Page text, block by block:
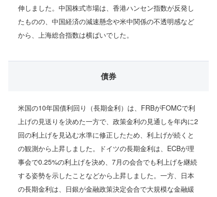
伸しました。中国株式市場は、香港ハンセン指数が反発し
たものの、中国経済の減速懸念や米中関係の不透明感など
から、上海総合指数は横ばいでした。
債券
米国の10年国債利回り（長期金利）は、FRBがFOMCで利
上げの見送りを決めた一方で、政策金利の見通しを年内に2
回の利上げを見込む水準に修正したため、利上げが続くと
の観測から上昇しました。ドイツの長期金利は、ECBが理
事会で0.25%の利上げを決め、7月の会合でも利上げを継続
する姿勢を示したことなどから上昇しました。一方、日本
の長期金利は、日銀が金融政策決定会合で大規模な金融緩